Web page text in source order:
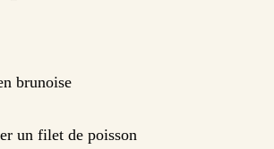
brunoise
un filet de poisson